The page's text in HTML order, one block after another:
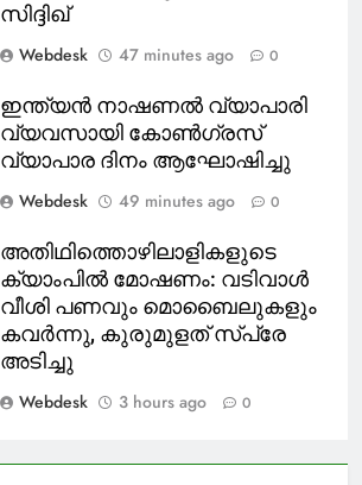
സിദ്ദിഖ്
Webdesk
47 minutes ago 0
ഇന്ത്യൻ നാഷണൽ വ്യാപാരി
വ്യവസായി കോൺഗ്രസ്
വ്യാപാര ദിനം ആഘോഷിച്ചു
Webdesk
49 minutes ago 0
അതിഥിത്തൊഴിലാളികളുടെ
ക്യാംപിൽ മോഷണം: വടിവാൾ
വീശി പണവും മൊബൈലുകളും
കവർന്നു, കുരുമുളത് സ്പ്രേ
അടിച്ചു
Webdesk
3 hours ago 0